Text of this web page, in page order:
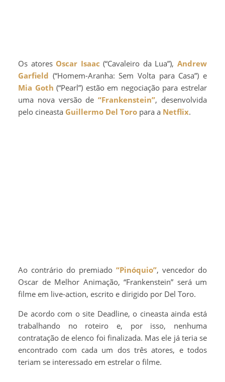
Os atores Oscar Isaac (“Cavaleiro da Lua”),Andrew
Garfield (“Homem-Aranha: Sem Volta para Casa”) e
Mia Goth (“Pearl”) estão em negociação para estrelar
uma nova versão de“Frankenstein”, desenvolvida
pelo cineasta Guillermo Del Toro para a Netflix.
Ao contrário do premiado “Pinóquio”, vencedor do
Oscar de Melhor Animação, “Frankenstein” será um
filme em live-action, escrito e dirigido por Del Toro.
De acordo com o site Deadline, o cineasta ainda está
trabalhando no roteiro e, por isso, nenhuma
contratação de elenco foi finalizada. Mas ele já teria se
encontrado com cada um dos três atores, e todos
teriam se interessado em estrelar o filme.